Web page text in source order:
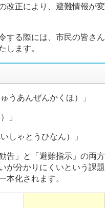
改正により、避難情報が変
する際には、市民の皆さん
します。
うあんぜんかくほ）」
」
しゃとうひなん）」
」と「避難指示」の両方
が分かりにくいという課題
本化されます。